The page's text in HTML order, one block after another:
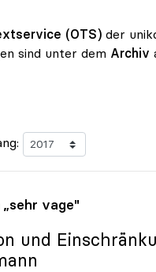
(OTS) der
sind unter dem Archiv
vage"
und